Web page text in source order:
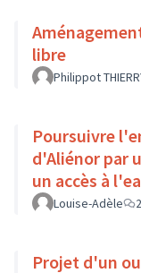
libre
Philippot
Poursuivre
d'Aliénor par
un accès à
Louise-Adèle 2
Projet d'un